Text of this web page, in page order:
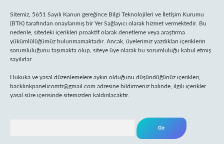
Sitemiz, 5651 Sayılı Kanun gereğince Bilgi Teknolojileri ve İletişim Kurumu
(BTK) tarafından onaylanmış bir Yer Sağlayıcı olarak hizmet vermektedir. Bu
nedenle, sitedeki içerikleri proaktif olarak denetleme veya araştırma
yükümlülüğümüz bulunmamaktadır. Ancak, üyelerimiz yazdıkları içeriklerin
sorumluluğunu taşımakta olup, siteye üye olarak bu sorumluluğu kabul etmiş
sayılırlar.
Hukuka ve yasal düzenlemelere aykırı olduğunu düşündüğünüz içerikleri,
backlinkpanelicomtr@gmail.com adresine bildirmeniz halinde, ilgili içerikler
yasal süre içerisinde sitemizden kaldırılacaktır.